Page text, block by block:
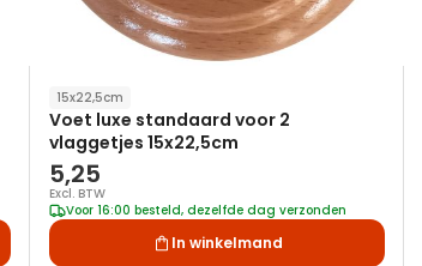
15x22,5cm
Voet luxe standaard voor 2
vlaggetjes 15x22,5cm
5,25
Excl. BTW
Voor 16:00 besteld, dezelfde dag verzonden
In winkelmand